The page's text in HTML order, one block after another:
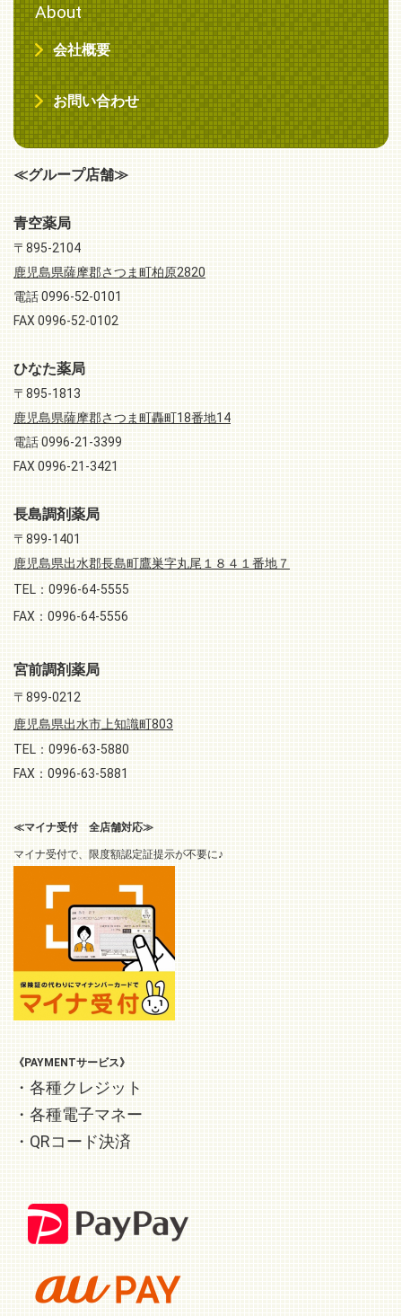
About
会社概要
お問い合わせ
≪グループ店舗≫
青空薬局
〒895-2104
鹿児島県薩摩郡さつま町柏原2820
電話 0996-52-0101
FAX 0996-52-0102
ひなた薬局
〒895-1813
鹿児島県薩摩郡さつま町轟町18番地14
電話 0996-21-3399
FAX 0996-21-3421
長島調剤薬局
〒899-1401
鹿児島県出水郡長島町鷹巣字丸尾１８４１番地７
TEL：0996-64-5555
FAX：0996-64-5556
宮前調剤薬局
〒899-0212
鹿児島県出水市上知識町803
TEL：0996-63-5880
FAX：0996-63-5881
≪マイナ受付 全店舗対応≫
マイナ受付で、限度額認定証提示が不要に♪
《PAYMENTサービス》
・各種クレジット
・各種電子マネー
・QRコード決済